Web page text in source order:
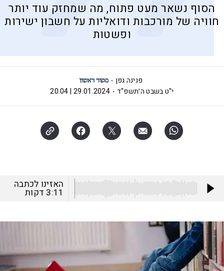
הסוף נשאר מעט פתוח, מה שמחזק עוד יותר
חוויה של מורכבות ודואליות על חשבון ישירות
ופשטות
פנינה גפן
י"ט בשבט ה׳תשפ"ד
29.01.2024 | 20:04
האזינו לכתבה
3:11 דקות